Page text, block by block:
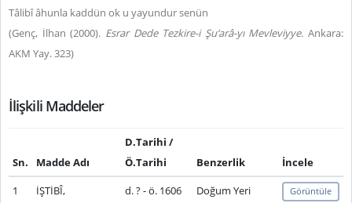
Tâlibî âhunla kaddün ok u yayundur senün
(Genç, İlhan (2000). Esrar Dede Tezkire-i Şu‘arâ-yı Mevleviyye. Ankara:
AKM Yay. 323)
İlişkili Maddeler
Sn. Madde Adı
D.Tarihi /
Ö.Tarihi
Benzerlik
İncele
1
İŞTİBÎ,
d. ? - ö. 1606 Doğum Yeri Görüntüle